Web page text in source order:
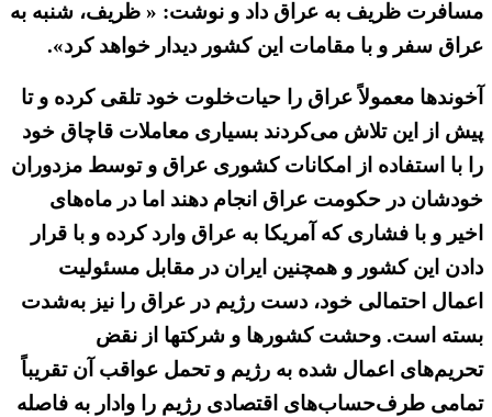
مسافرت ظریف به عراق داد و نوشت: « ظریف، شنبه به
عراق سفر و با مقامات این کشور دیدار خواهد کرد».
آخوندها معمولاً عراق را حیات‌خلوت خود تلقی کرده و تا
پیش از این تلاش می‌کردند بسیاری معاملات قاچاق خود
را با استفاده از امکانات کشوری عراق و توسط مزدوران
خودشان در حکومت عراق انجام دهند اما در ماه‌های
اخیر و با فشاری که آمریکا به عراق وارد کرده و با قرار
دادن این کشور و همچنین ایران در مقابل مسئولیت
اعمال احتمالی خود، دست رژیم در عراق را نیز به‌شدت
بسته است. وحشت کشورها و شرکتها از نقض
تحریم‌های اعمال شده به رژیم و تحمل عواقب آن تقریباً
تمامی طرف‌حساب‌های اقتصادی رژیم را وادار به فاصله